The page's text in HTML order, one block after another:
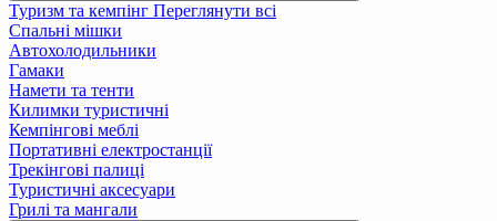
Туризм та кемпінг Переглянути всі
Спальні мішки
Автохолодильники
Гамаки
Намети та тенти
Килимки туристичні
Кемпінгові меблі
Портативні електростанції
Трекінгові палиці
Туристичні аксесуари
Грилі та мангали